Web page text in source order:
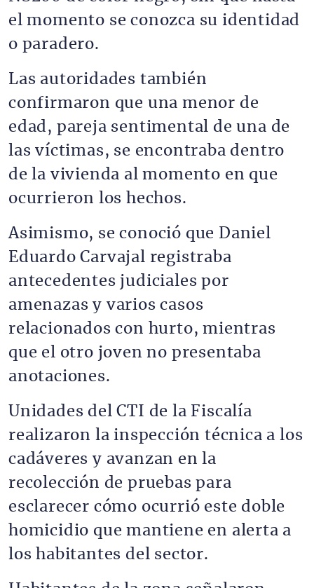
el momento se conozca su identidad
o paradero.
Las autoridades también
confirmaron que una menor de
edad, pareja sentimental de una de
las víctimas, se encontraba dentro
de la vivienda al momento en que
ocurrieron los hechos.
Asimismo, se conoció que Daniel
Eduardo Carvajal registraba
antecedentes judiciales por
amenazas y varios casos
relacionados con hurto, mientras
que el otro joven no presentaba
anotaciones.
Unidades del CTI de la Fiscalía
realizaron la inspección técnica a los
cadáveres y avanzan en la
recolección de pruebas para
esclarecer cómo ocurrió este doble
homicidio que mantiene en alerta a
los habitantes del sector.